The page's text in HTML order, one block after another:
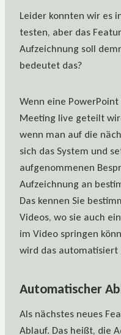
Leider konnten wir es
testen, aber das
Aufzeichnung soll
bedeutet das?
Wenn eine
Meeting live geteilt
wenn man auf die
sich das System und
aufgenommenen
Aufzeichnung an
Das kennen Sie
Videos, wo sie auch
im Video springen
wird das automatisiert
Automatischer
Als nächstes neues
Ablauf. Das heißt, die